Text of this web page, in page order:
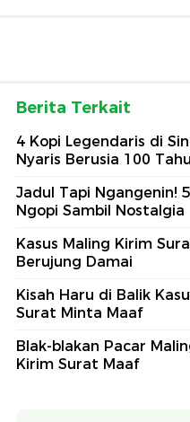
Berita Terkait
4 Kopi Legendaris di
Nyaris Berusia 100
Jadul Tapi Ngangenin!
Ngopi Sambil Nostalgia
Kasus Maling Kirim
Berujung Damai
Kisah Haru di Balik
Surat Minta Maaf
Blak-blakan Pacar
Kirim Surat Maaf